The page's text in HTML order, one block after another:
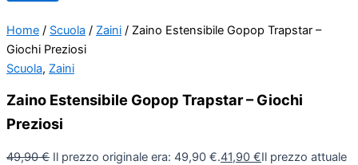
Home / Scuola / Zaini / Zaino Estensibile Gopop Trapstar –
Giochi Preziosi
Scuola, Zaini
Zaino Estensibile Gopop Trapstar – Giochi
Preziosi
49,90€ Il prezzo originale era: 49,90 €.41,90 €Il prezzo attuale